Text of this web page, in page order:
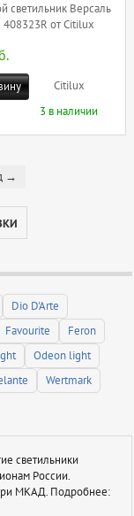
светильник Версаль
408323R от Citilux
Citilux
3 в наличии
→
Dio D'Arte
Favourite
Feron
Odeon light
Wertmark
светильники
России.
МКАД. Подробнее: